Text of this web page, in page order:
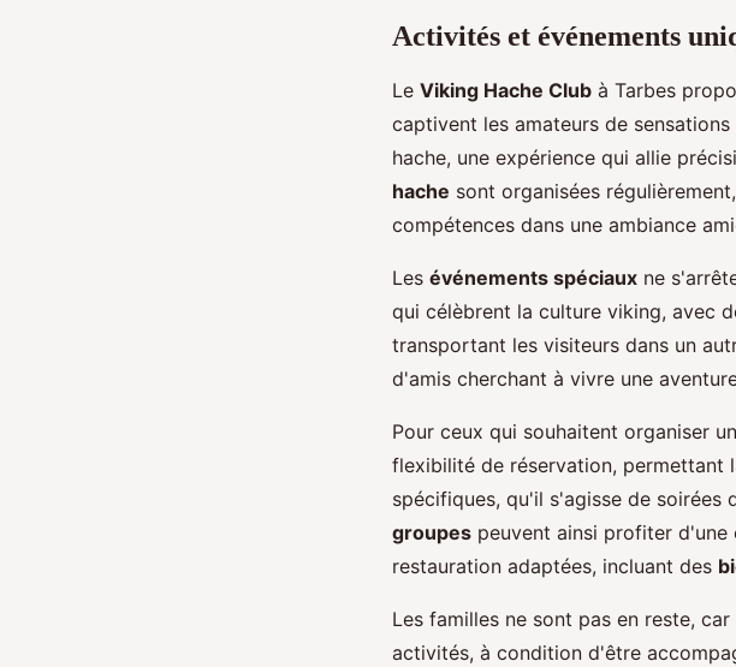
Activités et événements
Le Viking Hache Club à Tarbes
captivent les amateurs de
hache, une expérience qui allie
hache sont organisées
compétences dans une ambiance
Les événements spéciaux ne
qui célèbrent la culture viking, avec
transportant les visiteurs dans un
d'amis cherchant à vivre une
Pour ceux qui souhaitent organiser
flexibilité de réservation, permettant
spécifiques, qu'il s'agisse de soirées
groupes peuvent ainsi profiter d'une
restauration adaptées, incluant des
Les familles ne sont pas en reste, car
activités, à condition d'être